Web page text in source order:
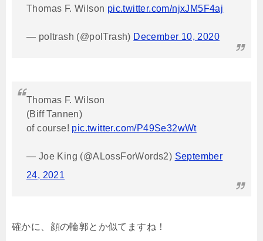
Thomas F. Wilson pic.twitter.com/njxJM5F4aj
— poltrash (@polTrash) December 10, 2020
Thomas F. Wilson
(Biff Tannen)
of course! pic.twitter.com/P49Se32wWt
— Joe King (@ALossForWords2) September
24, 2021
確かに、顔の輪郭とか似てますね！